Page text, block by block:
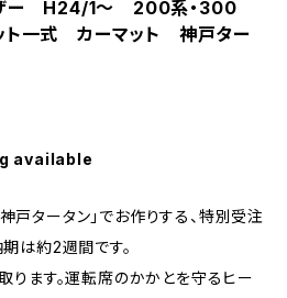
ー H24/1〜 200系・300
一式 カーマット 神戸ター
available
戸タータン」でお作りする、特別受注
は約2週間です。
ります。運転席のかかとを守るヒー